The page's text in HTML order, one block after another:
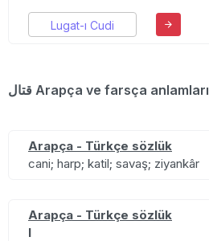
Lugat-ı Cudi
قتال Arapça ve farsça anlamları
Arapça - Türkçe sözlük
cani; harp; katil; savaş; ziyankâr
Arapça - Türkçe sözlük
I